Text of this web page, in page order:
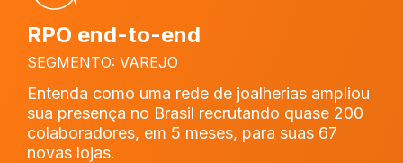
RPO end-to-end
SEGMENTO: VAREJO
Entenda como uma rede de joalherias ampliou
sua presença no Brasil recrutando quase 200
colaboradores, em 5 meses, para suas 67
novas lojas.